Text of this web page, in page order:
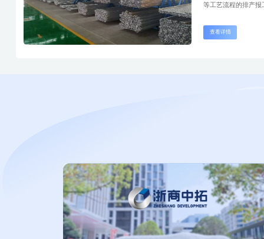
等工艺流程的排产报
查看详情